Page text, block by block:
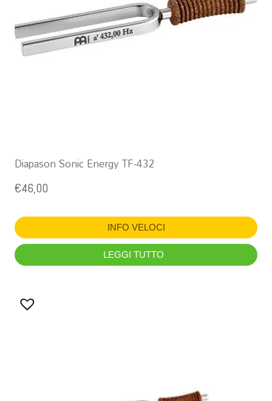
Diapason Sonic Energy TF-432
€46,00
INFO VELOCI
LEGGI TUTTO